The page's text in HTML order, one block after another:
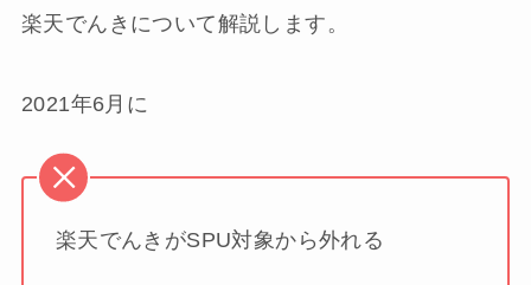
楽天でんきについて解説します。
2021年6月に
楽天でんきがSPU対象から外れる